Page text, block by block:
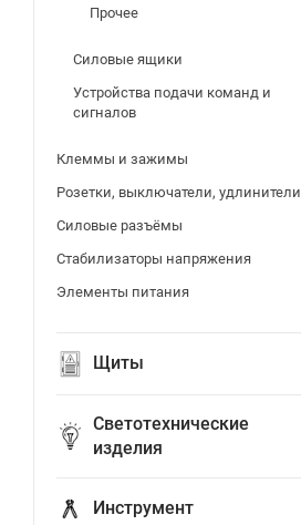
Прочее
Силовые ящики
Устройства подачи команд и
сигналов
Клеммы и зажимы
Розетки, выключатели, удлинители
Силовые разъёмы
Стабилизаторы напряжения
Элементы питания
Щиты
Светотехнические
изделия
Инструмент